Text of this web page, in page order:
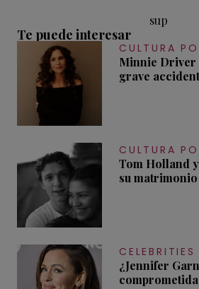
sup
Te puede interesar
CULTURA
Minnie Driver
grave
CULTURA
Tom Holland
su
CELEBRITIES
¿Jennifer